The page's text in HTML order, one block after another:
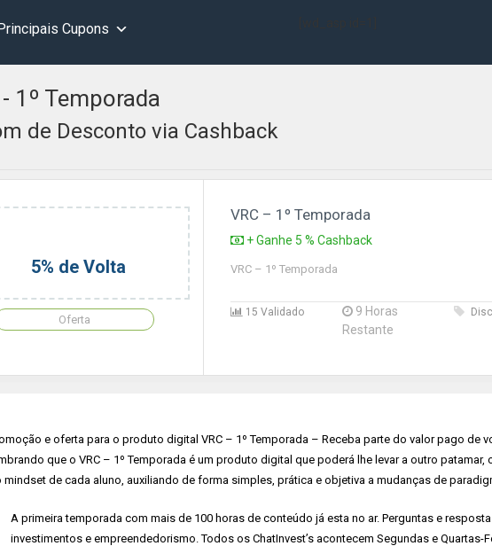
Cupons
1º Temporada
de Desconto via Cashback
5% de Volta
Oferta
VRC – 1º Temporada
+ Ganhe 5 % Cashback
VRC – 1º Temporada
15 Validado
9 Horas
Restante
e oferta para o produto digital VRC – 1º Temporada – Receba parte do valor pago de
que o VRC – 1º Temporada é um produto digital que poderá lhe levar a outro patamar,
mindset de cada aluno, auxiliando de forma simples, prática e objetiva a mudanças de
A primeira temporada com mais de 100 horas de conteúdo já esta no ar. Perguntas e
investimentos e empreendedorismo. Todos os ChatInvest’s acontecem Segundas e Quartas-